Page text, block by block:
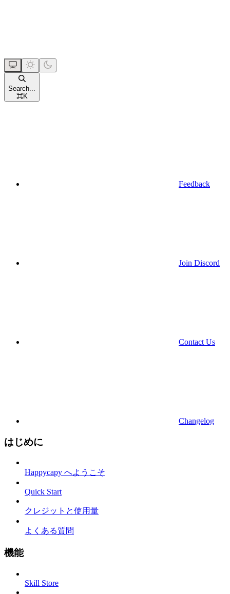
Search...
⌘K
Feedback
Join Discord
Contact Us
Changelog
はじめに
Happycapy へようこそ
Quick Start
クレジットと使用量
よくある質問
機能
Skill Store